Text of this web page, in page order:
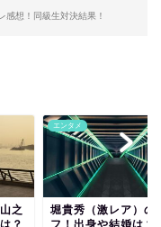
感想！同級生対決結果！
之
エンタメ
堀貴秀（激レア）の